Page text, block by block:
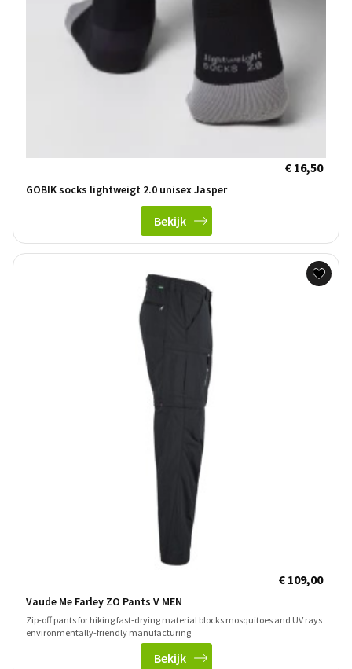
€ 16,50
GOBIK socks lightweigt 2.0 unisex Jasper
Bekijk
€ 109,00
Vaude Me Farley ZO Pants V MEN
Zip-off pants for hiking fast-drying material blocks mosquitoes and UV rays
environmentally-friendly manufacturing
Bekijk